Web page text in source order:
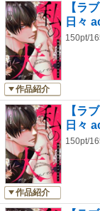
作品紹介
【ラ
日々
150pt/
作品紹介
【ラ
日々
150pt/